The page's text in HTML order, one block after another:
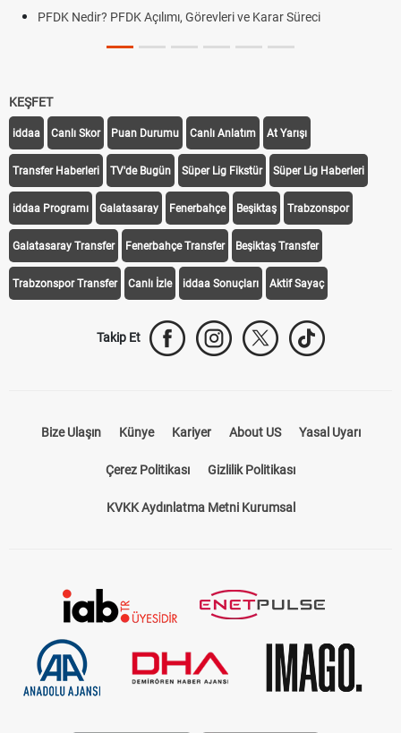
PFDK Nedir? PFDK Açılımı, Görevleri ve Karar Süreci
KEŞFET
iddaa Canlı Skor Puan Durumu Canlı Anlatım At Yarışı
Transfer Haberleri TV'de Bugün Süper Lig Fikstür Süper Lig Haberleri
iddaa Programı Galatasaray Fenerbahçe Beşiktaş Trabzonspor
Galatasaray Transfer Fenerbahçe Transfer Beşiktaş Transfer
Trabzonspor Transfer Canlı İzle iddaa Sonuçları Aktif Sayaç
Takip Et
Bize Ulaşın Künye Kariyer About US Yasal Uyarı
Çerez Politikası Gizlilik Politikası
KVKK Aydınlatma Metni Kurumsal